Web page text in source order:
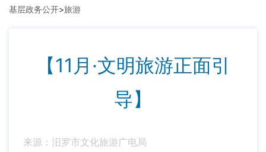
基层政务公开>旅游
【11月·文明旅游正面引
导】
来源：汨罗市文化旅游广电局